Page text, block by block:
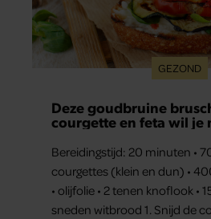
GEZOND
Deze goudbruine
courgette en feta wil je
Bereidingstijd: 20 minuten •
courgettes (klein en dun) •
• olijfolie • 2 tenen knoflook •
sneden witbrood 1. Snijd de